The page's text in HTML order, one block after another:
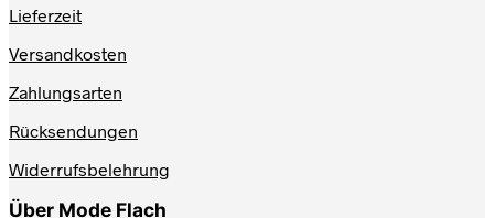
Lieferzeit
Versandkosten
Zahlungsarten
Rücksendungen
Widerrufsbelehrung
Über Mode Flach